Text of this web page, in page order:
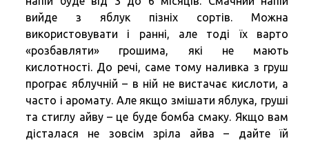
вийде з яблук пізніх сортів. Можна
використовувати і ранні, але тоді їх варто
«розбавляти» грошима, які не мають
кислотності. До речі, саме тому наливка з груш
програє яблучній – в ній не вистачає кислоти, а
часто і аромату. Але якщо змішати яблука, груші
та стиглу айву – це буде бомба смаку. Якщо вам
дісталася не зовсім зріла айва – дайте їй